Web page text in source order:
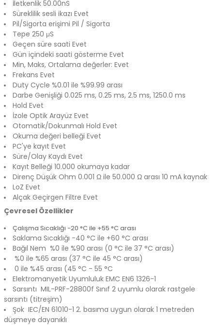
İletkenlik50.00nS
Süreklilik sesli ikazı Evet
Pil/Sigorta erişimi Pil / Sigorta
Tepe 250 μS
Geçen süre saati Evet
Gün içindeki saati gösterme Evet
Min, Maks, Ortalama değerler: Evet
Frekans Evet
Duty Cycle %0.01 ile %99.99 arası
Darbe Genişliği 0.025 ms, 0.25 ms, 2.5 ms, 1250.0 ms
Hold Evet
İzole Optik Arayüz Evet
Otomatik/Dokunmalı Hold Evet
Okuma değeri belleği Evet
PC'ye kayıt Evet
Süre/Olay Kaydı Evet
Kayıt Belleği 10.000 okumaya kadar
Direnç Düşük Ohm 0.001 Ω ile 50.000 Ω arası 10 mA kaynak
LoZ Evet
Alçak Geçirgen Filtre Evet
Çevresel Özellikler
Çalışma Sıcaklığı -20 °C ile +55 °C arası
Saklama Sıcaklığı -40 °C ile +60 °C arası
Bağıl Nem %0 ile %90 arası (0 °C ile 37 °C arası)
%0 ile %65 arası (37 °C ile 45 °C arası)
0 ile %45 arası (45 °C - 55 °C
Elektromanyetik Uyumluluk EMC EN6 1326-1
Sarsıntı MIL-PRF-28800f Sınıf 2 uyumlu olarak rastgele
sarsıntı (titreşim)
Şok IEC/EN 61010-1 2. basıma uygun olarak 1 metreden
düşmeye dayanıklı